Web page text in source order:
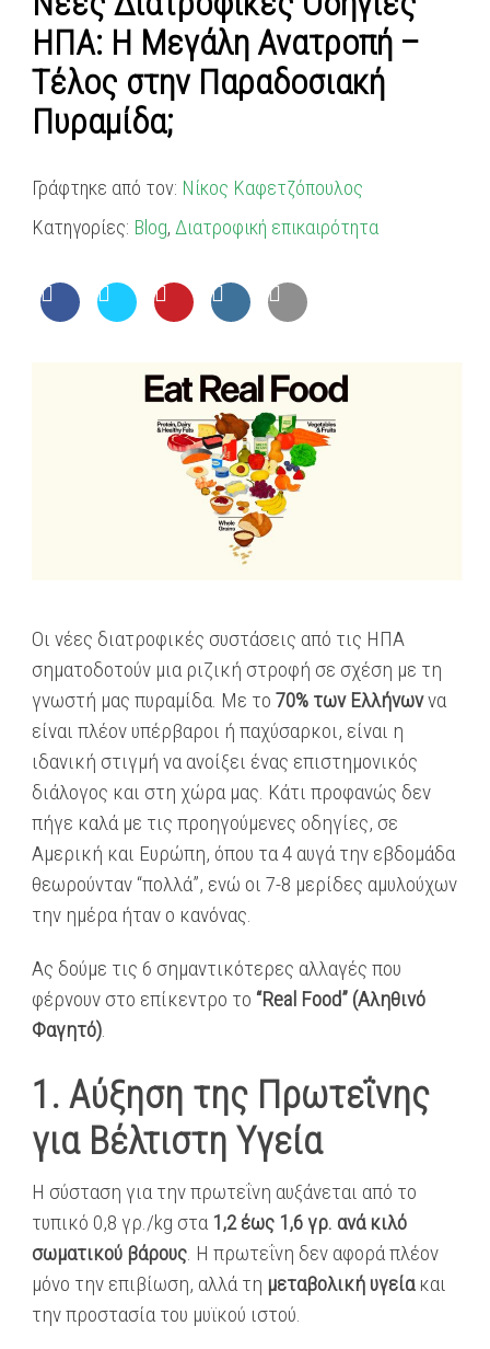
ΗΠΑ: Η Μεγάλη Ανατροπή –
Τέλος στην Παραδοσιακή
Πυραμίδα;
Γράφτηκε από τον: Νίκος Καφετζόπουλος
Κατηγορίες: Blog, Διατροφική επικαιρότητα
Οι νέες διατροφικές συστάσεις από τις ΗΠΑ
σηματοδοτούν μια ριζική στροφή σε σχέση με τη
γνωστή μας πυραμίδα. Με το70% των Ελλήνωννα
είναι πλέον υπέρβαροι ή παχύσαρκοι, είναι η
ιδανική στιγμή να ανοίξει ένας επιστημονικός
διάλογος και στη χώρα μας. Κάτι προφανώς δεν
πήγε καλά με τις προηγούμενες οδηγίες, σε
Αμερική και Ευρώπη, όπου τα 4 αυγά την εβδομάδα
θεωρούνταν “πολλά”, ενώ οι 7-8 μερίδες αμυλούχων
την ημέρα ήταν ο κανόνας.
Ας δούμε τις 6 σημαντικότερες αλλαγές που
φέρνουν στο επίκεντρο το “Real Food” (Αληθινό
Φαγητό).
1. Αύξηση της Πρωτεΐνης
για Βέλτιστη Υγεία
Η σύσταση για την πρωτεΐνη αυξάνεται από το
τυπικό 0,8 γρ./kg στα 1,2 έως 1,6 γρ. ανά κιλό
σωματικού βάρους. Η πρωτεΐνη δεν αφορά πλέον
μόνο την επιβίωση, αλλά τη μεταβολική υγείακαι
την προστασία του μυϊκού ιστού.